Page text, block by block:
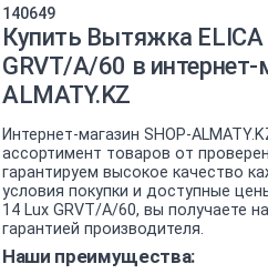
140649
Купить Вытяжка ELICA
GRVT/A/60 в интернет-
ALMATY.KZ
Интернет-магазин SHOP-
ассортимент товаров от
гарантируем высокое качество
условия покупки и доступные
14 Lux GRVT/A/60, вы получаете
гарантией производителя.
Наши преимущества: